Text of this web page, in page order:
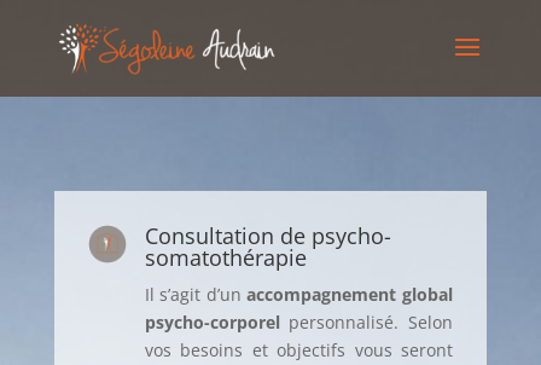
Consultation de psycho-
somatothérapie
Il s’agit d’unaccompagnement global
psycho-corporel personnalisé. Selon
vos besoins et objectifs vous seront